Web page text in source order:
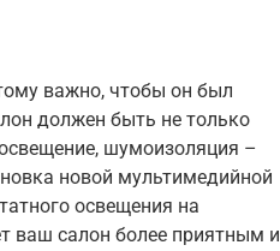
важно, чтобы он был
должен быть не только
шумоизоляция –
новой мультимедийной
освещения на
ваш салон более приятным и